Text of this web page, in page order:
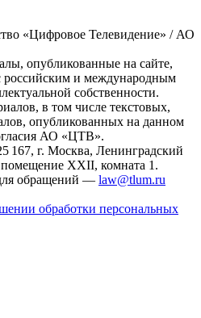
«Цифровое Телевидение» / АО
опубликованные на сайте,
российским и международным
собственности.
в том числе текстовых,
опубликованных на данном
АО «ЦТВ».
167, г. Москва, Ленинградский
XXII, комната 1.
обращений — law@tlum.ru
обработки персональных